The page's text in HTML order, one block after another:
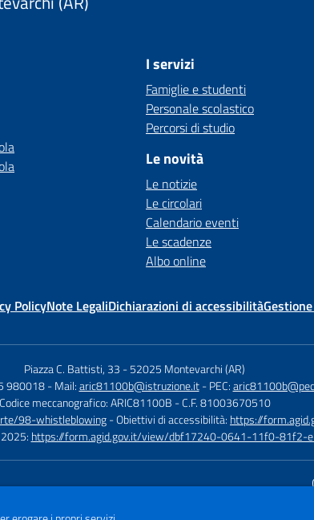
I servizi
Famiglie e studenti
Personale scolastico
Percorsi di studio
Le novità
Le notizie
Le circolari
Calendario eventi
Le scadenze
Albo online
PolicyNote LegaliDichiarazioni di accessibilità
Piazza C. Battisti, 33 -52025 Montevarchi (AR)
980018 - Mail:aric81100b@istruzione.it - PEC:
Codice meccanografico: ARIC81100B - C.F. 81003670510
98-whistleblowing- Obiettivi di accessibilità: https://
https://form.agid.gov.it/view/dbf17240-0641-11f0-81f2-